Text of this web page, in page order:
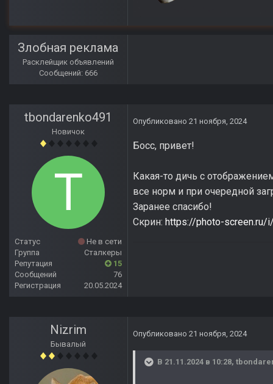
Злобная реклама
Расклейщик объявлений
Сообщений: 666
tbondarenko491
Новичок
Статус
Не в сети
Группа
Сталкеры
Репутация
15
Сообщений
76
Регистрация
20.05.2024
Опубликовано 21 ноября, 2024
Босс, привет!
Какая-то дичь с
все норм и при очередной
Заранее спасибо!
Скрин: https://photo-screen.ru/
Nizrim
Бывалый
Опубликовано 21 ноября, 2024
В 21.11.2024 в 10:28,